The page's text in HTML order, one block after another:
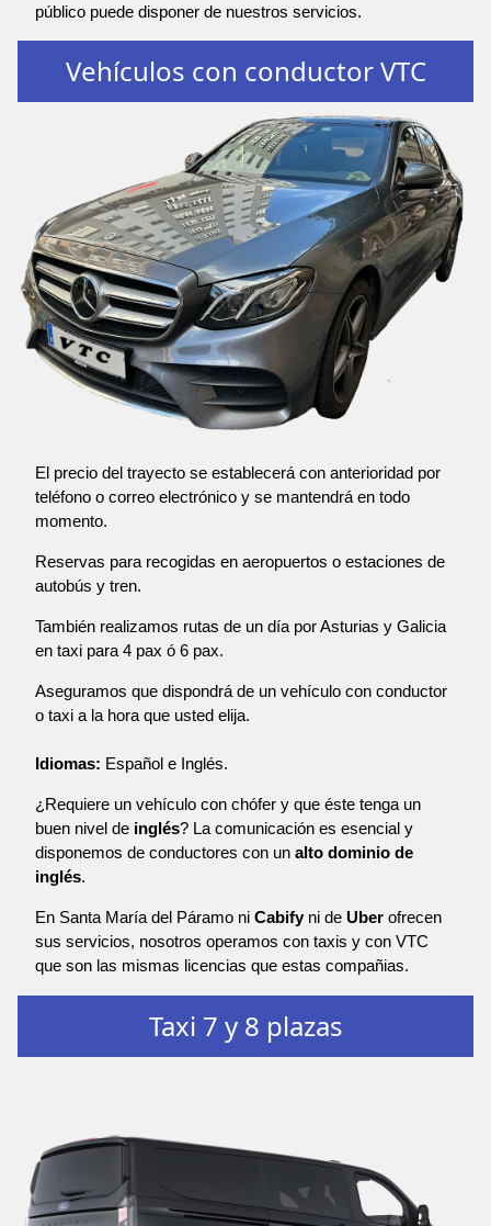
público puede disponer de nuestros servicios.
Vehículos con conductor VTC
El precio del trayecto se establecerá con anterioridad por
teléfono o correo electrónico y se mantendrá en todo
momento.
Reservas para recogidas en aeropuertos o estaciones de
autobús y tren.
También realizamos rutas de un día por Asturias y Galicia
en taxi para 4 pax ó 6 pax.
Aseguramos que dispondrá de un vehículo con conductor
o taxi a la hora que usted elija.
Idiomas: Español e Inglés.
¿Requiere un vehículo con chófer y que éste tenga un
buen nivel de inglés? La comunicación es esencial y
disponemos de conductores con un alto dominio de
inglés.
En Santa María del Páramo ni Cabify ni de Uber ofrecen
sus servicios, nosotros operamos con taxis y con VTC
que son las mismas licencias que estas compañias.
Taxi 7 y 8 plazas